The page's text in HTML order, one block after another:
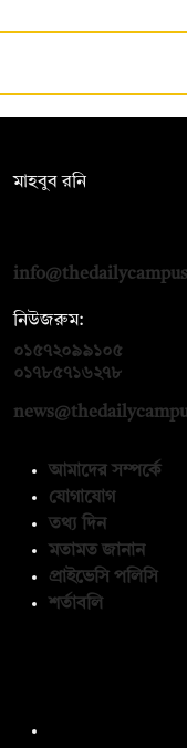
মাহবুব রনি
নিউজরুম:
০১৫৭২০৯৯১০৫
০১৭৮৫৭১৬২৭৮
আমাদের সম্পর্কে
যোগাযোগ
তথ্য দিন
মতামত জানান
প্রাইভেসি পলিসি
শর্তাবলি